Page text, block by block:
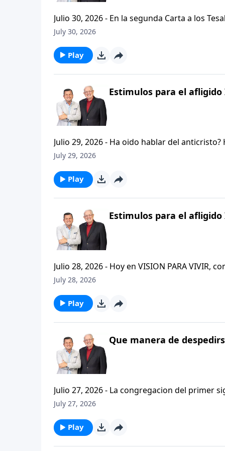
Julio 30, 2026 - En la segunda Carta a los
permanezcan firmes y aferrados a las
del mensaje que comenzamos hace un par
July 30, 2026
Play
Estimulos para el
Julio 29, 2026 - Ha oido hablar del
que se refiere la Biblia cuando usa la palabra
capitulo de 2 Tesalonicenses y escuchemos
AFLIGIDO.
July 29, 2026
Play
Estimulos para el afligido
Julio 28, 2026 - Hoy en VISION PARA
CRISTIANISMO FIRME: UN ESTUDIO DE 2
el pastor Carlos A. Zazueta titulo: "ESTIMULOS
July 28, 2026
Play
Que manera de
Julio 27, 2026 - La congregacion del primer
interpersonales cristianas y genuinas. Se afirmaban mutuamente. Daban cuentas de si mismos unos con
que significa desarrollar relaciones
July 27, 2026
Play